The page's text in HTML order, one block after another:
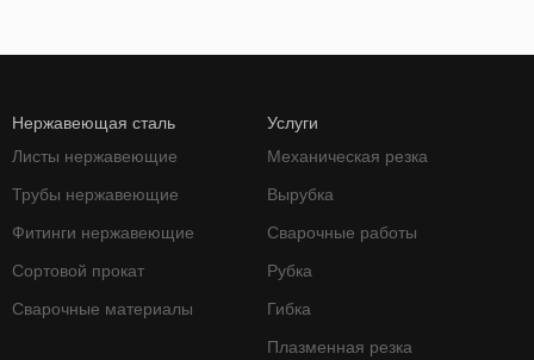
Нержавеющая сталь
Листы нержавеющие
Трубы нержавеющие
Фитинги нержавеющие
Сортовой прокат
Сварочные материалы
Услуги
Механическая резка
Вырубка
Сварочные работы
Рубка
Гибка
Плазменная резка